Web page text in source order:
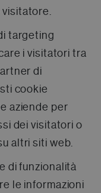
targeting
i visitatori tra
di
cookie
aziende per
dei visitatori o
altri siti web.
di funzionalità
le informazioni